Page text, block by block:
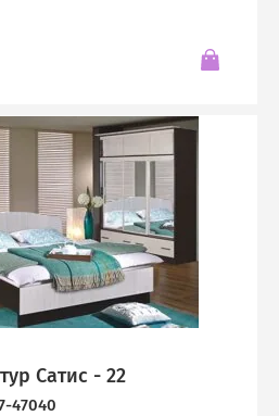
Сатис - 22
47040